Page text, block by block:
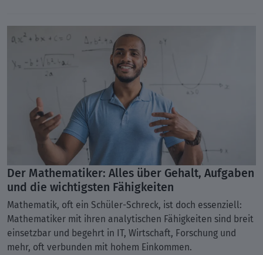
Der Mathematiker: Alles über Gehalt, Aufgaben
und die wichtigsten Fähigkeiten
Mathematik, oft ein Schüler-Schreck, ist doch essenziell:
Mathematiker mit ihren analytischen Fähigkeiten sind breit
einsetzbar und begehrt in IT, Wirtschaft, Forschung und
mehr, oft verbunden mit hohem Einkommen.